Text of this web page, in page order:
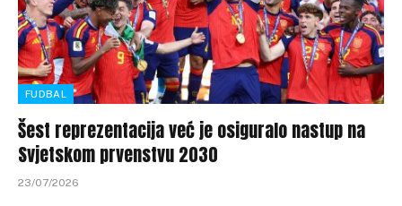
FUDBAL
Šest reprezentacija već je osiguralo nastup na
Svjetskom prvenstvu 2030
23/07/2026